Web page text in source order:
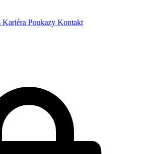
Kariéra Poukazy Kontakt